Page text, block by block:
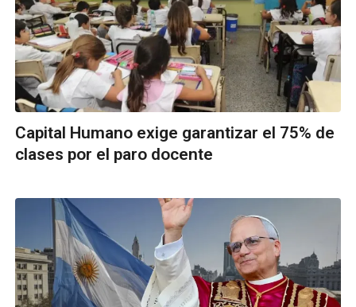
Capital Humano exige garantizar el 75% de
clases por el paro docente